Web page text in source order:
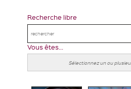
Recherche libre
Vous êtes...